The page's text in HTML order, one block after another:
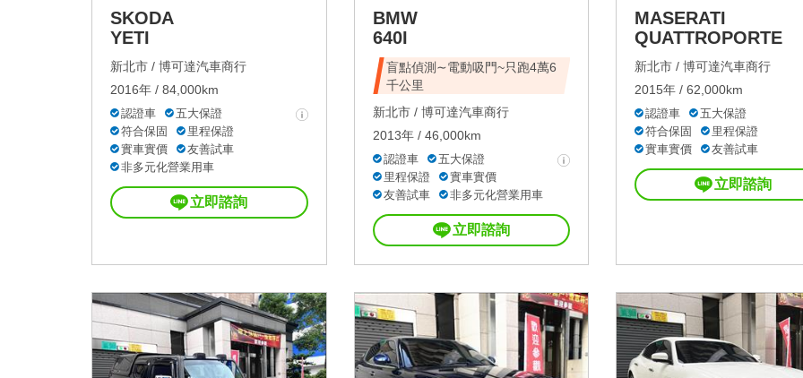
SKODA
YETI
新北市 / 博可達汽車商行
2016年 / 84,000km
認證車
五大保證
符合保固
里程保證
實車實價
友善試車
非多元化營業用車
立即諮詢
BMW
640I
盲點偵測∼電動吸門~只跑4萬6
千公里
新北市 / 博可達汽車商行
2013年 / 46,000km
認證車
五大保證
里程保證
實車實價
友善試車
非多元化營業用車
立即諮詢
MASERATI
QUATTROPORTE
新北市 / 博可達汽車商行
2015年 / 62,000km
認證車
五大保證
符合保固
里程保證
實車實價
友善試車
立即諮詢